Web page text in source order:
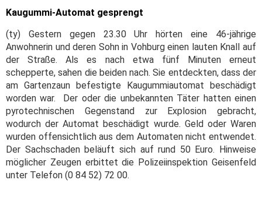
Kaugummi-Automat gesprengt
(ty) Gestern gegen 23.30 Uhr hörten eine 46-jährige
Anwohnerin und deren Sohn in Vohburg einen lauten Knall auf
der Straße. Als es nach etwa fünf Minuten erneut
schepperte, sahen die beiden nach. Sie entdeckten, dass der
am Gartenzaun befestigte Kaugummiautomat beschädigt
worden war. Der oder die unbekannten Täter hatten einen
pyrotechnischen Gegenstand zur Explosion gebracht,
wodurch der Automat beschädigt wurde. Geld oder Waren
wurden offensichtlich aus dem Automaten nicht entwendet.
Der Sachschaden beläuft sich auf rund 50 Euro. Hinweise
möglicher Zeugen erbittet die Polizeiinspektion Geisenfeld
unter Telefon (0 84 52) 72 00.